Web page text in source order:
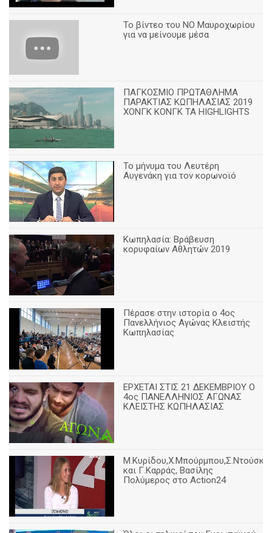
Το βίντεο του ΝΟ Μαυροχωρίου
για να μείνουμε μέσα
ΠΑΓΚΟΣΜΙΟ ΠΡΩΤΑΘΛΗΜΑ
ΠΑΡΑΚΤΙΑΣ ΚΩΠΗΛΑΣΙΑΣ 2019
ΧΟΝΓΚ ΚΟΝΓΚ ΤΑ HIGHLIGHTS
Το μήνυμα του Λευτέρη
Αυγενάκη για τον κορωνοϊό
Κωπηλασία: Βράβευση
κορυφαίων Αθλητών 2019
Πέρασε στην ιστορία ο 4ος
Πανελλήνιος Αγώνας Κλειστής
Κωπηλασίας
ΕΡΧΕΤΑΙ ΣΤΙΣ 21 ΔΕΚΕΜΒΡΙΟΥ Ο
4ος ΠΑΝΕΛΛΗΝΙΟΣ ΑΓΩΝΑΣ
ΚΛΕΙΣΤΗΣ ΚΩΠΗΛΑΣΙΑΣ
και Γ.Καρράς, Βασίλης
Πολύμερος στο Action24